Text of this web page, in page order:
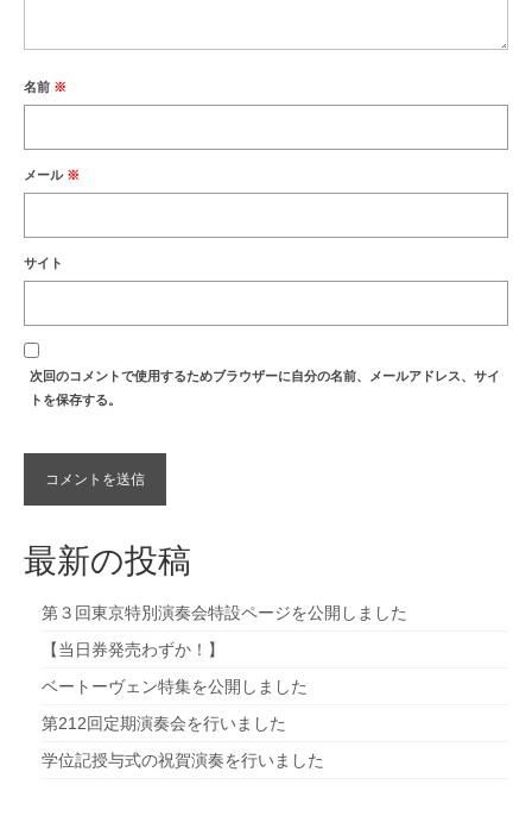
名前 ※
メール ※
サイト
次回のコメントで使用するためブラウザーに自分の名前、メールアドレス、サイ
トを保存する。
最新の投稿
第３回東京特別演奏会特設ページを公開しました
【当日券発売わずか！】
ベートーヴェン特集を公開しました
第212回定期演奏会を行いました
学位記授与式の祝賀演奏を行いました